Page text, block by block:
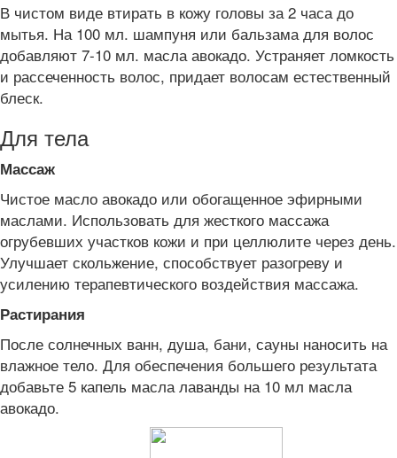
В чистом виде втирать в кожу головы за 2 часа до
мытья. На 100 мл. шампуня или бальзама для волос
добавляют 7-10 мл. масла авокадо. Устраняет ломкость
и рассеченность волос, придает волосам естественный
блеск.
Для тела
Массаж
Чистое масло авокадо или обогащенное эфирными
маслами. Использовать для жесткого массажа
огрубевших участков кожи и при целлюлите через день.
Улучшает скольжение, способствует разогреву и
усилению терапевтического воздействия массажа.
Растирания
После солнечных ванн, душа, бани, сауны наносить на
влажное тело. Для обеспечения большего результата
добавьте 5 капель масла лаванды на 10 мл масла
авокадо.